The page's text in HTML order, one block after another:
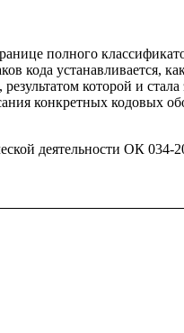
полного
кода устанавливается,
которой и стала
конкретных кодовых
деятельности ОК